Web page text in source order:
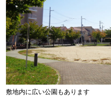
敷地内に広い公園もあります